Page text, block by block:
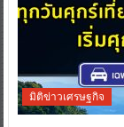
มิติข่าวเศรษฐกิจ